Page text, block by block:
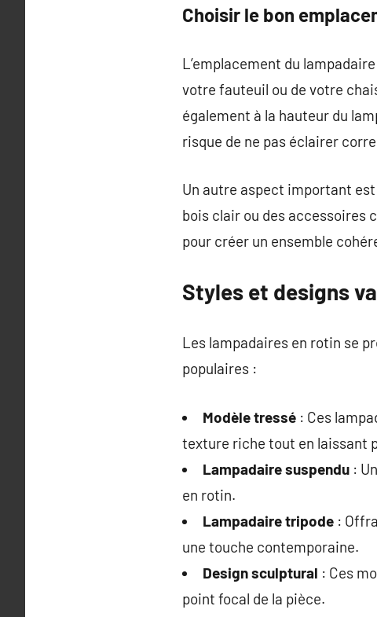
Choisir le bon
L’emplacement du
votre fauteuil ou de votre
également à la hauteur du
risque de ne pas éclairer
Un autre aspect important
bois clair ou des accessoires
pour créer un ensemble
Styles et designs
Les lampadaires en rotin se
populaires :
Modèle tressé : Ces
texture riche tout en laissant
Lampadaire suspendu :
en rotin.
Lampadaire tripode :
une touche contemporaine.
Design sculptural : Ces
point focal de la pièce.